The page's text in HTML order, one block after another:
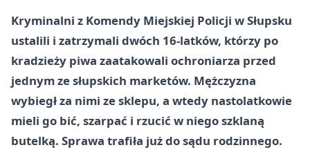
Kryminalni z Komendy Miejskiej Policji w Słupsku
ustalili i zatrzymali dwóch 16-latków, którzy po
kradzieży piwa zaatakowali ochroniarza przed
jednym ze słupskich marketów. Mężczyzna
wybiegł za nimi ze sklepu, a wtedy nastolatkowie
mieli go bić, szarpać i rzucić w niego szklaną
butelką. Sprawa trafiła już do sądu rodzinnego.